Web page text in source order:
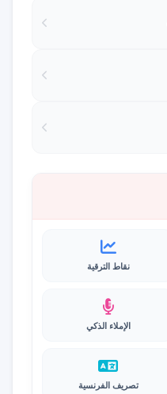
نقاط الترقية
الإملاء الذكي
تصريف الفرنسية